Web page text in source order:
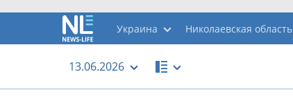
Украина Николаевская область
13.06.2026